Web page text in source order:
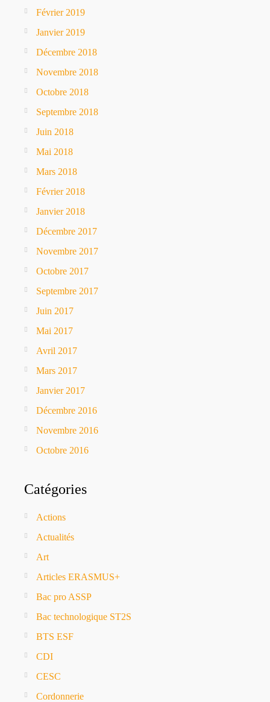
Février 2019
Janvier 2019
Décembre 2018
Novembre 2018
Octobre 2018
Septembre 2018
Juin 2018
Mai 2018
Mars 2018
Février 2018
Janvier 2018
Décembre 2017
Novembre 2017
Octobre 2017
Septembre 2017
Juin 2017
Mai 2017
Avril 2017
Mars 2017
Janvier 2017
Décembre 2016
Novembre 2016
Octobre 2016
Catégories
Actions
Actualités
Art
Articles ERASMUS+
Bac pro ASSP
Bac technologique ST2S
BTS ESF
CDI
CESC
Cordonnerie